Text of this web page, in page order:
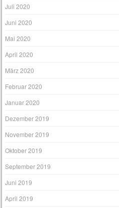
Juli 2020
Juni 2020
Mai 2020
April 2020
März 2020
Februar 2020
Januar 2020
Dezember 2019
November 2019
Oktober 2019
September 2019
Juni 2019
April 2019